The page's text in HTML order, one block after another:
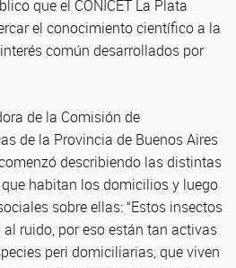
que el CONICET La Plata
el conocimiento científico a la
común desarrollados por
de la Comisión de
de la Provincia de Buenos Aires
comenzó describiendo las distintas
habitan los domicilios y luego
sobre ellas: “Estos insectos
ruido, por eso están tan activas
peri domiciliarias, que viven